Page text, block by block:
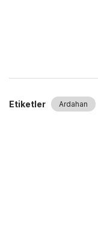
Etiketler Ardahan